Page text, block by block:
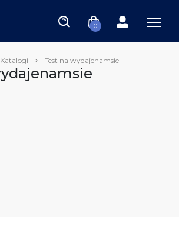
0
Katalogi Test na wydajenamsie